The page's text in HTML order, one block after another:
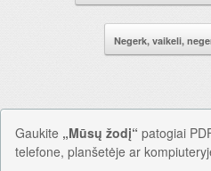
Negerk, vaikeli,
Gaukite „Mūsų žodį“ patogiai
telefone, planšetėje ar